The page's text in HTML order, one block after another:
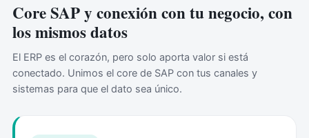
Core SAP y conexión con tu negocio, con
los mismos datos
El ERP es el corazón, pero solo aporta valor si está
conectado. Unimos el core de SAP con tus canales y
sistemas para que el dato sea único.